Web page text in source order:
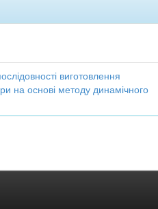
виготовлення
на основі методу динамічного